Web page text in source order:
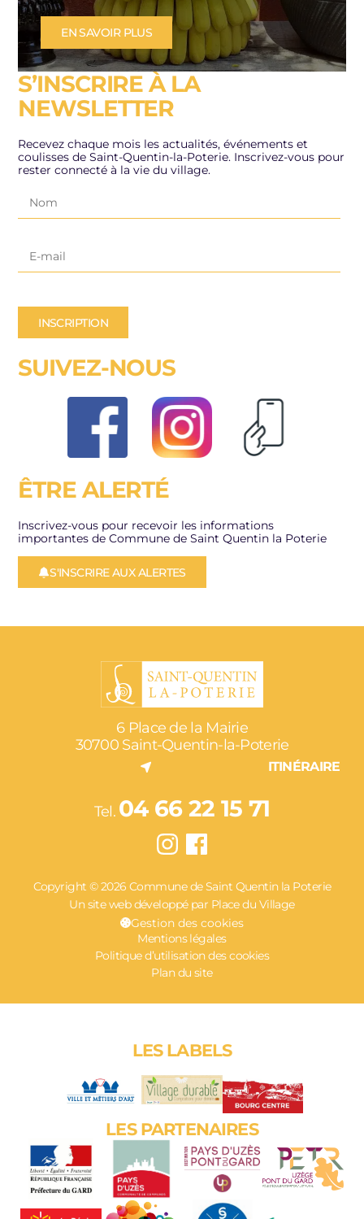
EN SAVOIR PLUS
S’INSCRIRE À LA
NEWSLETTER
Recevez chaque mois les actualités, événements et
coulisses de Saint-Quentin-la-Poterie. Inscrivez-vous pour
rester connecté à la vie du village.
INSCRIPTION
SUIVEZ-NOUS
ÊTRE ALERTÉ
Inscrivez-vous pour recevoir les informations
importantes de Commune de Saint Quentin la Poterie
S'INSCRIRE AUX ALERTES
6 Place de la Mairie
30700 Saint-Quentin-la-Poterie
ITINÉRAIRE
Tel. 04 66 22 15 71
Copyright © 2026 Commune de Saint Quentin la Poterie
Un site web développé par Place du Village
Gestion des cookies
Mentions légales
Politique d’utilisation des cookies
Plan du site
LES LABELS
LES PARTENAIRES